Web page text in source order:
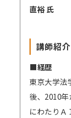
直裕 氏
講師紹介
■経歴
東京大学法
後、2010
にわたりＡ